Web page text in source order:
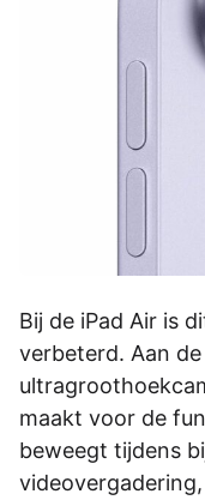
Bij de iPad Air is
verbeterd. Aan
maakt voor de
beweegt tijdens